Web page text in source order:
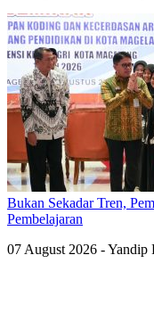
Bukan Sekadar Tren,
Pembelajaran
07 August 2026 - Yandip